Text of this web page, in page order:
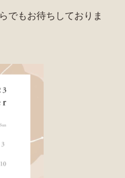
でもお待ちしておりま